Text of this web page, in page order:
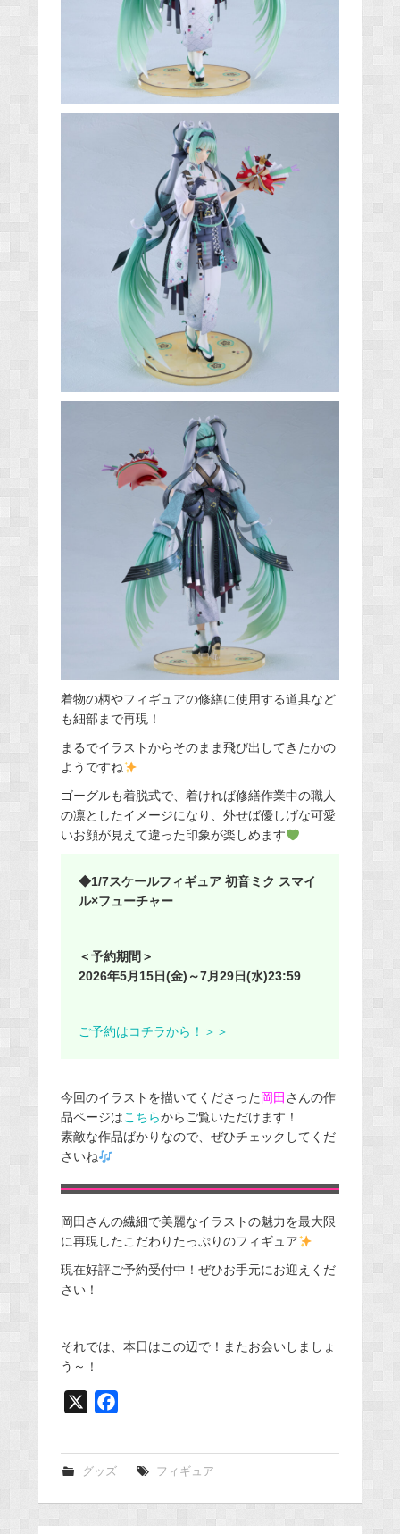
着物の柄やフィギュアの修繕に使用する道具など
も細部まで再現！
まるでイラストからそのまま飛び出してきたかの
ようですね
ゴーグルも着脱式で、着ければ修繕作業中の職人
の凛としたイメージになり、外せば優しげな可愛
いお顔が見えて違った印象が楽しめます
◆1/7スケールフィギュア 初音ミク スマイ
ル×フューチャー
＜予約期間＞
2026年5月15日(金)～7月29日(水)23:59
ご予約はコチラから！＞＞
今回のイラストを描いてくださった岡田 さんの作
品ページはこちらからご覧いただけます！
素敵な作品ばかりなので、ぜひチェックしてくだ
さいね
岡田さんの繊細で美麗なイラストの魅力を最大限
に再現したこだわりたっぷりのフィギュア
現在好評ご予約受付中！ぜひお手元にお迎えくだ
さい！
それでは、本日はこの辺で！またお会いしましょ
う～！
グッズ フィギュア